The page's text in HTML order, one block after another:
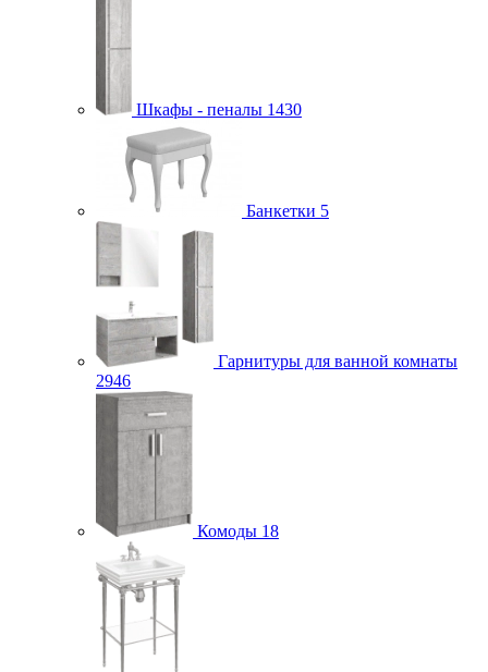
Шкафы - пеналы 1430
Банкетки 5
Гарнитуры для ванной комнаты
2946
Комоды 18